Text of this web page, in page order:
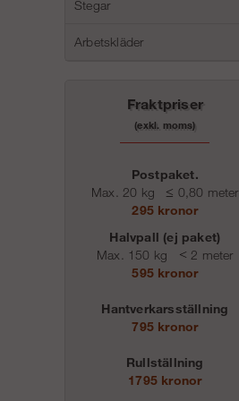
Stegar
Arbetskläder
Fraktpriser
(exkl. moms)
Postpaket.
Max. 20 kg
≤ 0,80 meter
295 kronor
Halvpall (ej paket)
Max. 150 kg < 2 meter
595 kronor
Hantverkarsställning
795 kronor
Rullställning
1795 kronor